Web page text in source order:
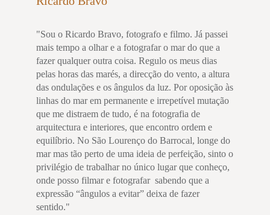
"Sou o Ricardo Bravo, fotografo e filmo. Já passei
mais tempo a olhar e a fotografar o mar do que a
fazer qualquer outra coisa. Regulo os meus dias
pelas horas das marés, a direcção do vento, a altura
das ondulações e os ângulos da luz. Por oposição às
linhas do mar em permanente e irrepetível mutação
que me distraem de tudo, é na fotografia de
arquitectura e interiores, que encontro ordem e
equilíbrio. No São Lourenço do Barrocal, longe do
mar mas tão perto de uma ideia de perfeição, sinto o
privilégio de trabalhar no único lugar que conheço,
onde posso filmar e fotografar sabendo que a
expressão “ângulos a evitar” deixa de fazer
sentido."